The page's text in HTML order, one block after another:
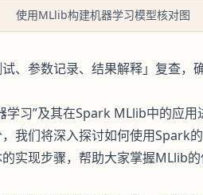
使用MLlib构建机器学习模型核对图
、参数记录、结果解释」复查，
学习”及其在Spark MLlib中的应
我们将深入探讨如何使用Spark
实现步骤，帮助大家掌握MLlib的